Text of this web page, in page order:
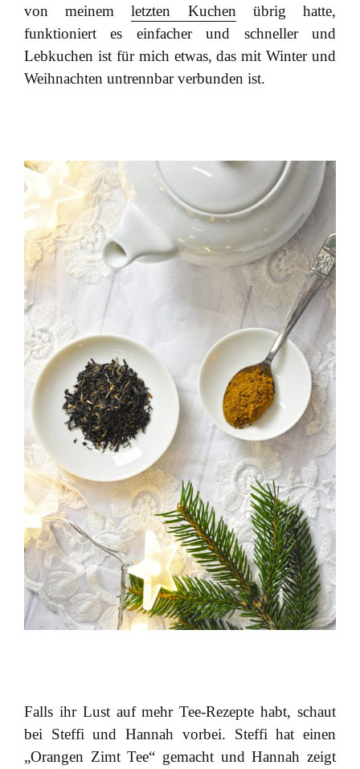
von meinemletzten Kuchen übrig hatte,
funktioniert es einfacher und schneller und
Lebkuchen ist für mich etwas, das mit Winter und
Weihnachten untrennbar verbunden ist.
Falls ihr Lust auf mehr Tee-Rezepte habt, schaut
bei Steffi und Hannah vorbei. Steffi hat einen
„Orangen Zimt Tee“ gemacht und Hannah zeigt